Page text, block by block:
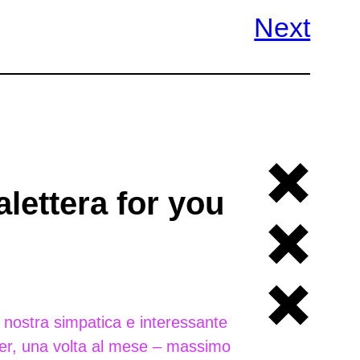
Next
for you
nostra simpatica e interessante
una volta al mese – massimo